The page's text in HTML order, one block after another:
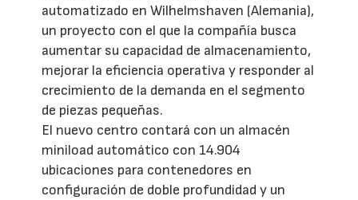
automatizado en Wilhelmshaven (Alemania),
un proyecto con el que la compañía busca
aumentar su capacidad de almacenamiento,
mejorar la eficiencia operativa y responder al
crecimiento de la demanda en el segmento
de piezas pequeñas.
El nuevo centro contará con un almacén
miniload automático con 14.904
ubicaciones para contenedores en
configuración de doble profundidad y un